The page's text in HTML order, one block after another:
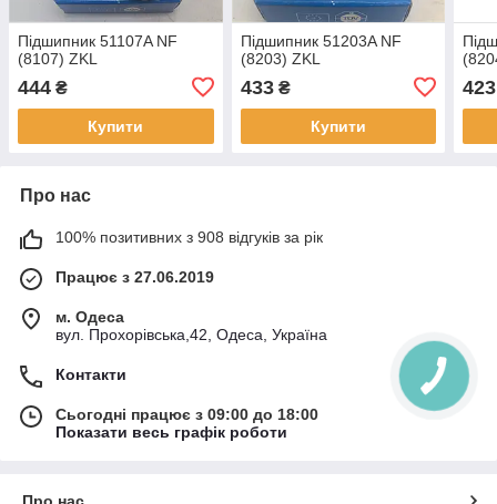
Підшипник 51107A NF
(8107) ZKL
444 ₴
Купити
Підшипник 51203A NF
(8203) ZKL
433₴
Купити
423
Про нас
100% позитивних з 908 відгуків за рік
Працює з 27.06.2019
м. Одеса
вул. Прохорівська,42, Одеса, Україна
Контакти
Сьогодні працює з 09:00 до 18:00
Показати весь графік роботи
Про нас